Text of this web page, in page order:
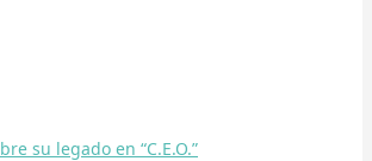
su legado en “C.E.O.”